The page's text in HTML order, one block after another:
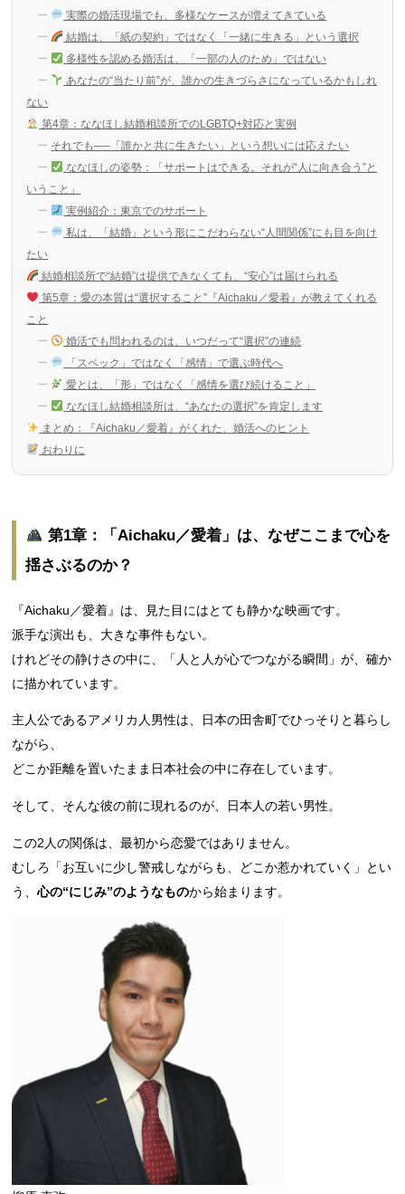
実際の婚活現場でも、多様なケースが増えてきている
結婚は、「紙の契約」ではなく「一緒に生きる」という選択
多様性を認める婚活は、「一部の人のため」ではない
あなたの“当たり前”が、誰かの生きづらさになっているかもしれ
ない
第4章：ななほし結婚相談所でのLGBTQ+対応と実例
それでも──「誰かと共に生きたい」という想いには応えたい
ななほしの姿勢：「サポートはできる。それが“人に向き合う”と
いうこと」
実例紹介：東京でのサポート
私は、「結婚」という形にこだわらない“人間関係”にも目を向け
たい
結婚相談所で“結婚”は提供できなくても、“安心”は届けられる
第5章：愛の本質は“選択すること”『Aichaku／愛着』が教えてくれる
こと
婚活でも問われるのは、いつだって“選択”の連続
「スペック」ではなく「感情」で選ぶ時代へ
愛とは、「形」ではなく「感情を選び続けること」
ななほし結婚相談所は、“あなたの選択”を肯定します
まとめ：『Aichaku／愛着』がくれた、婚活へのヒント
おわりに
第1章：「Aichaku／愛着」は、なぜここまで心を
揺さぶるのか？
『Aichaku／愛着』は、見た目にはとても静かな映画です。
派手な演出も、大きな事件もない。
けれどその静けさの中に、「人と人が心でつながる瞬間」が、確か
に描かれています。
主人公であるアメリカ人男性は、日本の田舎町でひっそりと暮らし
ながら、
どこか距離を置いたまま日本社会の中に存在しています。
そして、そんな彼の前に現れるのが、日本人の若い男性。
この2人の関係は、最初から恋愛ではありません。
むしろ「お互いに少し警戒しながらも、どこか惹かれていく」とい
う、心の“にじみ”のようなものから始まります。